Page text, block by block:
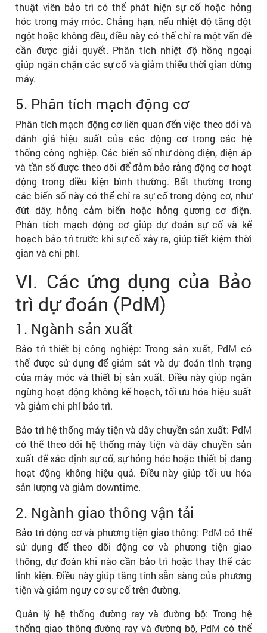
thuật viên bảo trì có thể phát hiện sự cố hoặc hỏng
hóc trong máy móc. Chẳng hạn, nếu nhiệt độ tăng đột
ngột hoặc không đều, điều này có thể chỉ ra một vấn đề
cần được giải quyết. Phân tích nhiệt độ hồng ngoại
giúp ngăn chặn các sự cố và giảm thiểu thời gian dừng
máy.
5. Phân tích mạch động cơ
Phân tích mạch động cơ liên quan đến việc theo dõi và
đánh giá hiệu suất của các động cơ trong các hệ
thống công nghiệp. Các biến số như dòng điện, điện áp
và tần số được theo dõi để đảm bảo rằng động cơ hoạt
động trong điều kiện bình thường. Bất thường trong
các biến số này có thể chỉ ra sự cố trong động cơ, như
đứt dây, hỏng cảm biến hoặc hỏng gương cơ điện.
Phân tích mạch động cơ giúp dự đoán sự cố và kế
hoạch bảo trì trước khi sự cố xảy ra, giúp tiết kiệm thời
gian và chi phí.
VI. Các ứng dụng của Bảo
trì dự đoán (PdM)
1. Ngành sản xuất
Bảo trì thiết bị công nghiệp: Trong sản xuất, PdM có
thể được sử dụng để giám sát và dự đoán tình trạng
của máy móc và thiết bị sản xuất. Điều này giúp ngăn
ngừng hoạt động không kế hoạch, tối ưu hóa hiệu suất
và giảm chi phí bảo trì.
Bảo trì hệ thống máy tiện và dây chuyền sản xuất: PdM
có thể theo dõi hệ thống máy tiện và dây chuyền sản
xuất để xác định sự cố, sự hỏng hóc hoặc thiết bị đang
hoạt động không hiệu quả. Điều này giúp tối ưu hóa
sản lượng và giảm downtime.
2. Ngành giao thông vận tải
Bảo trì động cơ và phương tiện giao thông: PdM có thể
sử dụng để theo dõi động cơ và phương tiện giao
thông, dự đoán khi nào cần bảo trì hoặc thay thế các
linh kiện. Điều này giúp tăng tính sẵn sàng của phương
tiện và giảm nguy cơ sự cố trên đường.
Quản lý hệ thống đường ray và đường bộ: Trong hệ
thống giao thông đường ray và đường bộ, PdM có thể